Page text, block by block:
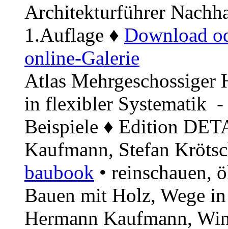
Architekturführer
1.Auflage ♦ Download
online-Galerie
Atlas Mehrgeschossiger
in flexibler Systematik -
Beispiele ♦ Edition
Kaufmann, Stefan
baubook • reinschauen,
Bauen mit Holz, Wege
Hermann Kaufmann,